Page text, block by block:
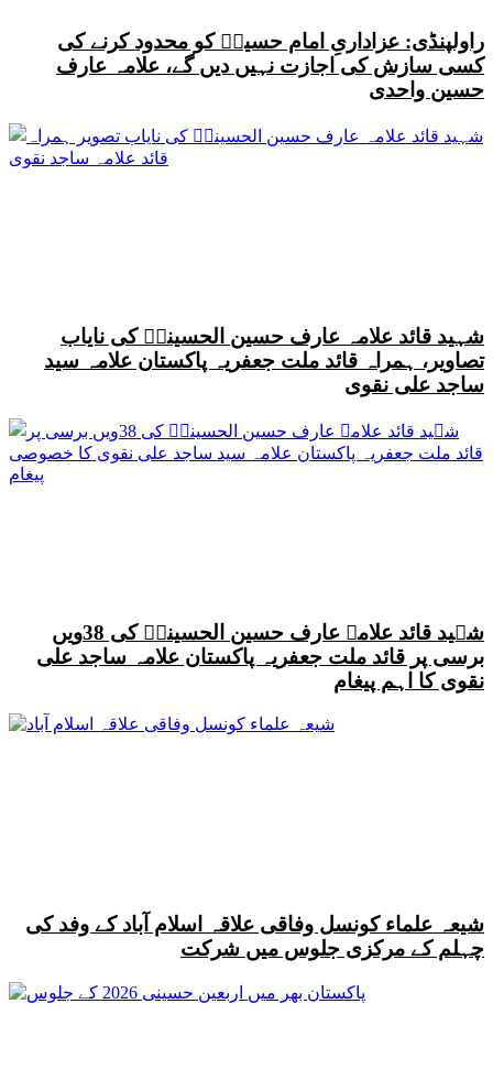
راولپنڈی: عزاداریِ امام حسینؑ کو محدود کرنے کی
کسی سازش کی اجازت نہیں دیں گے، علامہ عارف
حسین واحدی
شہید قائد علامہ عارف حسین الحسینیؒ کی نایاب
تصاویر، ہمراہ قائد ملت جعفریہ پاکستان علامہ سید
ساجد علی نقوی
شہید قائد علامہ عارف حسین الحسینیؒ کی 38ویں
برسی پر قائد ملت جعفریہ پاکستان علامہ ساجد علی
نقوی کا اہم پیغام
شیعہ علماء کونسل وفاقی علاقہ اسلام آباد کے وفد کی
چہلم کے مرکزی جلوس میں شرکت